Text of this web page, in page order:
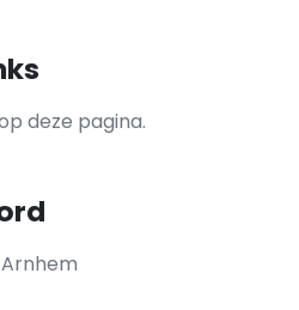
deze pagina.